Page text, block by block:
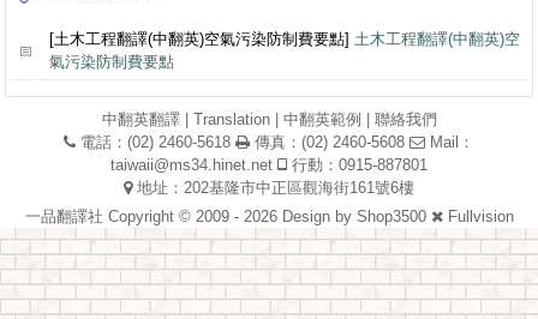
[土木工程翻譯(中翻英)空氣污染防制費要點] 土木工程翻譯(中翻英)空
氣污染防制費要點
中翻英翻譯| Translation| 中翻英範例
聯絡我們
電話：(02) 2460-5618
傳真：(02) 2460-5608
Mail：
taiwaii@ms34.hinet.net
行動：0915-887801
地址：202基隆市中正區觀海街161號6樓
一品翻譯社 Copyright © 2009 - 2026 Design by Shop3500 Fullvision